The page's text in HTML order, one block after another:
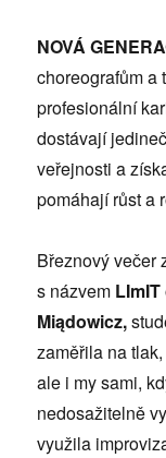
NOVÁ
choreografům a
profesionální
dostávají
veřejnosti a
pomáhají růst a
Březnový večer
s názvem LImIT
Miądowicz,
zaměřila na
ale i my sami,
nedosažitelně
využila